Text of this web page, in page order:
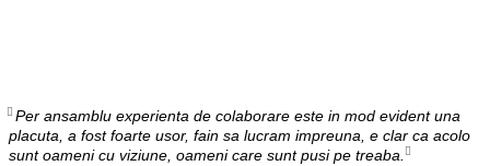
Per ansamblu experienta de colaborare este in mod evident una
placuta, a fost foarte usor, fain sa lucram impreuna, e clar ca acolo
sunt oameni cu viziune, oameni care sunt pusi pe treaba.